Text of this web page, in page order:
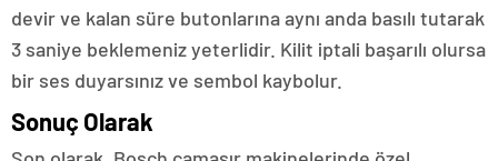
devir ve kalan süre butonlarına aynı anda basılı tutarak
3 saniye beklemeniz yeterlidir. Kilit iptali başarılı olursa
bir ses duyarsınız ve sembol kaybolur.
Sonuç Olarak